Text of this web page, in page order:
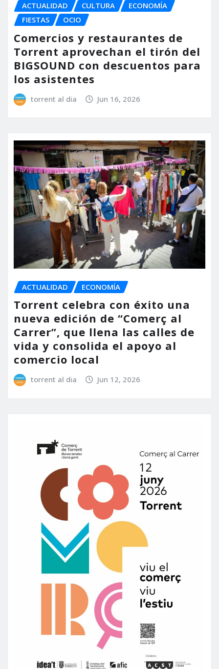
ACTUALIDAD CULTURA
ECONOMÍA
FIESTAS
OCIO
Comercios y restaurantes de
Torrent aprovechan el tirón del
BIGSOUND con descuentos para
los asistentes
torrent al dia Jun 16, 2026
ACTUALIDAD ECONOMÍA
Torrent celebra con éxito una
nueva edición de “Comerç al
Carrer”, que llena las calles de
vida y consolida el apoyo al
comercio local
torrent al dia Jun 12, 2026